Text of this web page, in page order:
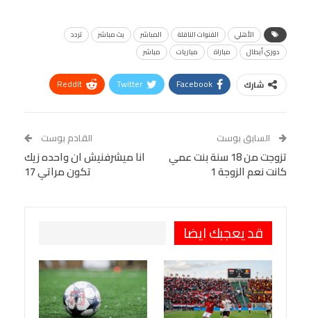
الأهلي القنوات الناقلة المباشر بث مباشر
تردد
دوري أبطال
مباراة مباريات مباشر
شارك Facebook
Twitter
ReddIt
Tumblr
البريد الإلكتروني
StumbleUpon
VK
Digg
Viber
السابق بوست
تزوجت من 18 سنة بنت عمي
كانت نعم الزوجة 1
القادم بوست
انا ميشرفنيش ان واحده زيك
تكون مراتي 17
قد يعجبك ايضا